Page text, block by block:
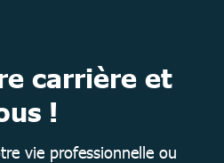
carrière et
!
vie professionnelle ou